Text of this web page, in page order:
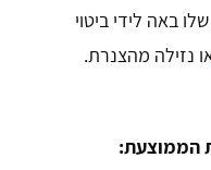
באה לידי ביטוי
נזילה מהצנרת.
הממוצעת: